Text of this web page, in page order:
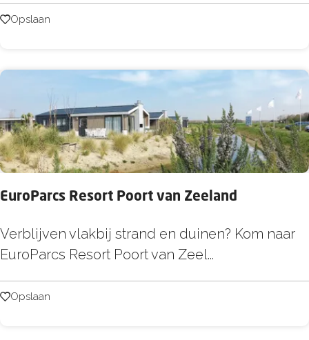
j
Z
e
a
H
t
e
l
L
o
d
e
Opslaan
Opslaan
EuroParcs Resort Poort van Zeeland
E
u
o
Verblijven vlakbij strand en duinen? Kom naar
EuroParcs Resort Poort van Zeel...
Opslaan
Opslaan